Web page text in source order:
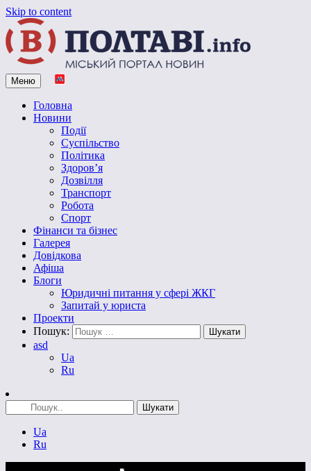
Skip to content
Vpoltave.info
Полтавський портал новин
Меню
Головна
Новини
Події
Суспільство
Політика
Здоров’я
Дозвілля
Транспорт
Робота
Спорт
Фінанси та бізнес
Галерея
Довідкова
Афіша
Блоги
Юридичні питання у сфері ЖКГ
Запитай у юриста
Проекти
Пошук:
asd
Ua
Ru
Ua
Ru